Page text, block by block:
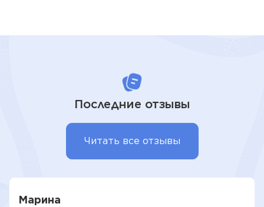
Последние отзывы
Читать все отзывы
Марина